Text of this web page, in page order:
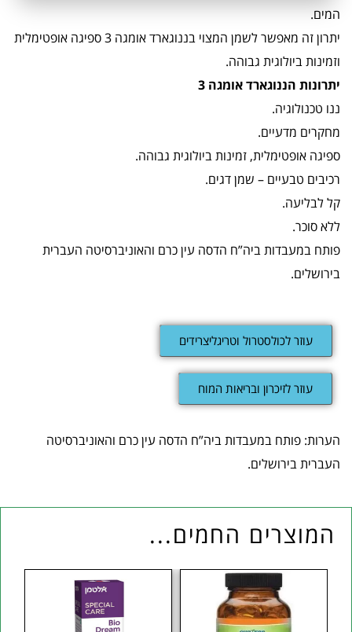
המים.
יתרון זה מאפשר לשמן המצוי בננוגארד אומגה 3 ספיגה אופטימלית
וזמינות ביולוגית גבוהה.
יתרונות הננוגארד אומגה 3
ננו טכנולוגיה.
מחקרים מדעיים.
ספיגה אופטימלית, זמינות ביולוגית גבוהה.
רכיבים טבעיים – שמן דגים.
קל לבליעה.
ללא סוכר.
פותח במעבדות ביה”ח הדסה עין כרם והאוניברסיטה העברית
בירושלים.
עוזר לכולסטרול וטריגליצרידים
עוזר לזיכרון ובריאות המוח
הערות: פותח במעבדות ביה”ח הדסה עין כרם והאוניברסיטה
העברית בירושלים.
המוצרים החמים...